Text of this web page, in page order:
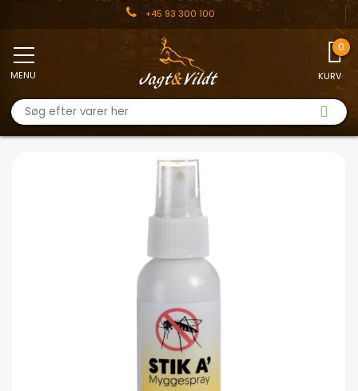
+45 93 300 100
KURV
MENU